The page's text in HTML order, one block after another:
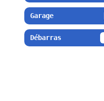
Garage
Débarras